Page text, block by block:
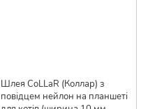
Шлея CoLLaR (Коллар) з
повідцем нейлон на планшеті